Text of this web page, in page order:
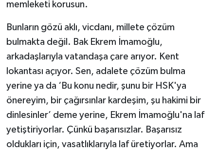
memleketi korusun.
Bunların gözü aklı, vicdanı, millete çözüm
bulmakta değil. Bak Ekrem İmamoğlu,
arkadaşlarıyla vatandaşa çare arıyor. Kent
lokantası açıyor. Sen, adalete çözüm bulma
yerine ya da ‘Bu konu nedir, şunu bir HSK'ya
önereyim, bir çağırsınlar kardeşim, şu hakimi bir
dinlesinler’ deme yerine, Ekrem İmamoğlu'na laf
yetiştiriyorlar. Çünkü başarısızlar. Başarısız
oldukları için, vasatlıklarıyla laf üretiyorlar. Ama